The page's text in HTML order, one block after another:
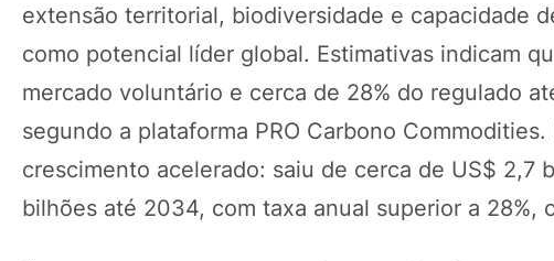
extensão territorial, biodiversidade e capacidade
como potencial líder global. Estimativas indicam
mercado voluntário e cerca de 28% do regulado
segundo a plataforma PRO Carbono
crescimento acelerado: saiu de cerca de US$ 2,7
bilhões até 2034, com taxa anual superior a 28%,